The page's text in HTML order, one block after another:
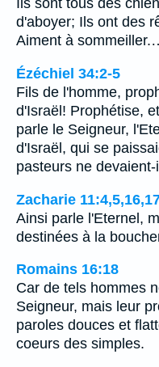
Ils sont tous des
d'aboyer; Ils ont des
Aiment à
Ézéchiel 34:2-5
Fils de l'homme,
d'Israël! Prophétise,
parle le Seigneur,
d'Israël, qui se
pasteurs ne
Zacharie
Ainsi parle l'Eternel,
destinées à la
Romains 16:18
Car de tels hommes
Seigneur, mais leur
paroles douces et
coeurs des simples.